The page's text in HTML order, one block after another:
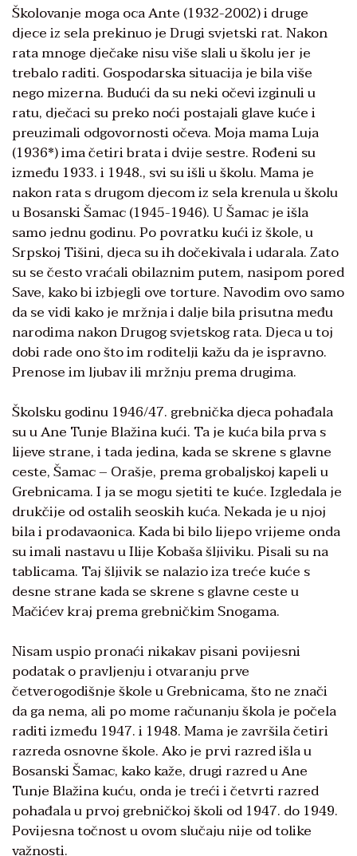
Školovanje moga oca Ante (1932-2002) i druge
djece iz sela prekinuo je Drugi svjetski rat. Nakon
rata mnoge dječake nisu više slali u školu jer je
trebalo raditi. Gospodarska situacija je bila više
nego mizerna. Budući da su neki očevi izginuli u
ratu, dječaci su preko noći postajali glave kuće i
preuzimali odgovornosti očeva. Moja mama Luja
(1936*) ima četiri brata i dvije sestre. Rođeni su
između 1933. i 1948., svi su išli u školu. Mama je
nakon rata s drugom djecom iz sela krenula u školu
u Bosanski Šamac (1945-1946). U Šamac je išla
samo jednu godinu. Po povratku kući iz škole, u
Srpskoj Tišini, djeca su ih dočekivala i udarala. Zato
su se često vraćali obilaznim putem, nasipom pored
Save, kako bi izbjegli ove torture. Navodim ovo samo
da se vidi kako je mržnja i dalje bila prisutna među
narodima nakon Drugog svjetskog rata. Djeca u toj
dobi rade ono što im roditelji kažu da je ispravno.
Prenose im ljubav ili mržnju prema drugima.
Školsku godinu 1946/47. grebnička djeca pohađala
su u Ane Tunje Blažina kući. Ta je kuća bila prva s
lijeve strane, i tada jedina, kada se skrene s glavne
ceste, Šamac – Orašje, prema grobaljskoj kapeli u
Grebnicama. I ja se mogu sjetiti te kuće. Izgledala je
drukčije od ostalih seoskih kuća. Nekada je u njoj
bila i prodavaonica. Kada bi bilo lijepo vrijeme onda
su imali nastavu u Ilije Kobaša šljiviku. Pisali su na
tablicama. Taj šljivik se nalazio iza treće kuće s
desne strane kada se skrene s glavne ceste u
Mačićev kraj prema grebničkim Snogama.
Nisam uspio pronaći nikakav pisani povijesni
podatak o pravljenju i otvaranju prve
četverogodišnje škole u Grebnicama, što ne znači
da ga nema, ali po mome računanju škola je počela
raditi između 1947. i 1948. Mama je završila četiri
razreda osnovne škole. Ako je prvi razred išla u
Bosanski Šamac, kako kaže, drugi razred u Ane
Tunje Blažina kuću, onda je treći i četvrti razred
pohađala u prvoj grebničkoj školi od 1947. do 1949.
Povijesna točnost u ovom slučaju nije od tolike
važnosti.